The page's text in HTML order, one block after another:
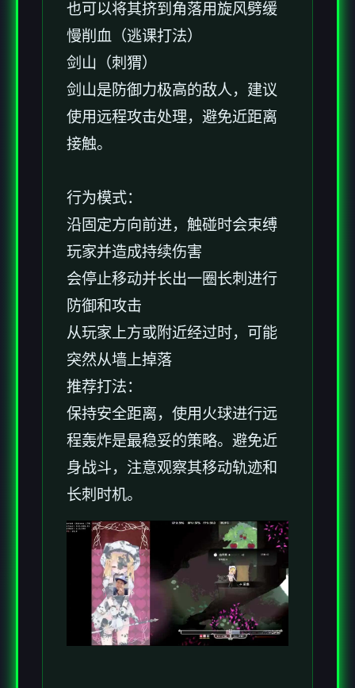
也可以将其挤到角落用旋风劈缓
慢削血（逃课打法）
剑山（刺猬）
剑山是防御力极高的敌人，建议
使用远程攻击处理，避免近距离
接触。
行为模式：
沿固定方向前进，触碰时会束缚
玩家并造成持续伤害
会停止移动并长出一圈长刺进行
防御和攻击
从玩家上方或附近经过时，可能
突然从墙上掉落
推荐打法：
保持安全距离，使用火球进行远
程轰炸是最稳妥的策略。避免近
身战斗，注意观察其移动轨迹和
长刺时机。